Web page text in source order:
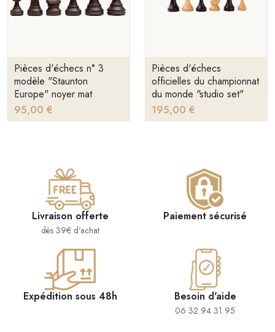
Pièces d'échecs n° 3
modèle "Staunton
Europe" noyer mat
95,00 €
Pièces d'échecs
officielles du championnat
du monde "studio set"
195,00 €
Livraison offerte
dès 39€ d'achat
Paiement sécurisé
Expédition sous 48h Besoin d'aide
06 32 94 31 95